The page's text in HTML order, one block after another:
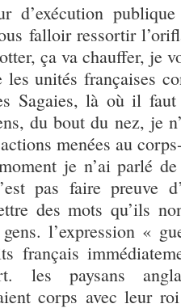
d’exécution
falloir ressortir
ça va chauffer, je
unités françaises
Sagaies, là où il
du bout du nez, je
menées au
je n’ai parlé
pas faire preuve
des mots qu’ils
l’expression «
français
les paysans
corps avec leur